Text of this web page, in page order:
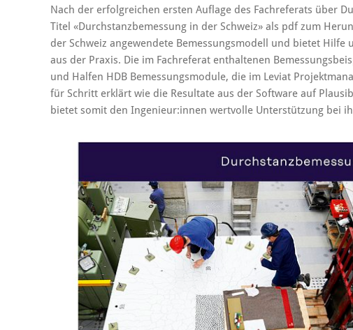
Nach der erfolgreichen ersten Auflage des Fachreferats über
Titel «Durchstanzbemessung in der Schweiz» als pdf zum
der Schweiz angewendete Bemessungsmodell und bietet
aus der Praxis. Die im Fachreferat enthaltenen
und Halfen HDB Bemessungsmodule, die im Leviat
für Schritt erklärt wie die Resultate aus der Software auf
bietet somit den Ingenieur:innen wertvolle Unterstützung bei